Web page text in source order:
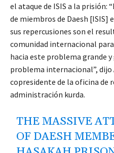
el ataque de ISIS a la prisión:
de miembros de Daesh [ISIS]
sus repercusiones son el
comunidad internacional
hacia este problema grande
problema internacional”, dijo
copresidente de la oficina de
administración kurda.
THE MASSIVE
OF DAESH